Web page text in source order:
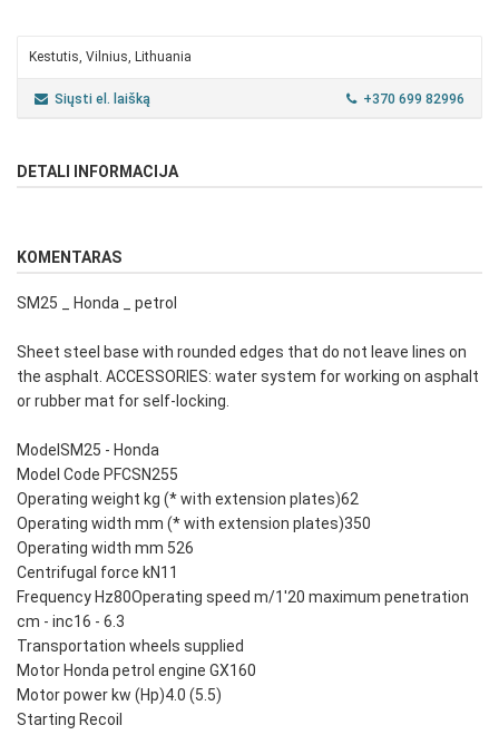
Kestutis, Vilnius, Lithuania
Siųsti el. laišką +370 699 82996
DETALI INFORMACIJA
KOMENTARAS
SM25 _ Honda _ petrol
Sheet steel base with rounded edges that do not leave lines on
the asphalt. ACCESSORIES: water system for working on asphalt
or rubber mat for self-locking.
ModelSM25 - Honda
Model Code PFCSN255
Operating weight kg (* with extension plates)62
Operating width mm (* with extension plates)350
Operating width mm 526
Centrifugal force kN11
Frequency Hz80Operating speed m/1'20 maximum penetration
cm - inc16 - 6.3
Transportation wheels supplied
Motor Honda petrol engine GX160
Motor power kw (Hp)4.0 (5.5)
Starting Recoil